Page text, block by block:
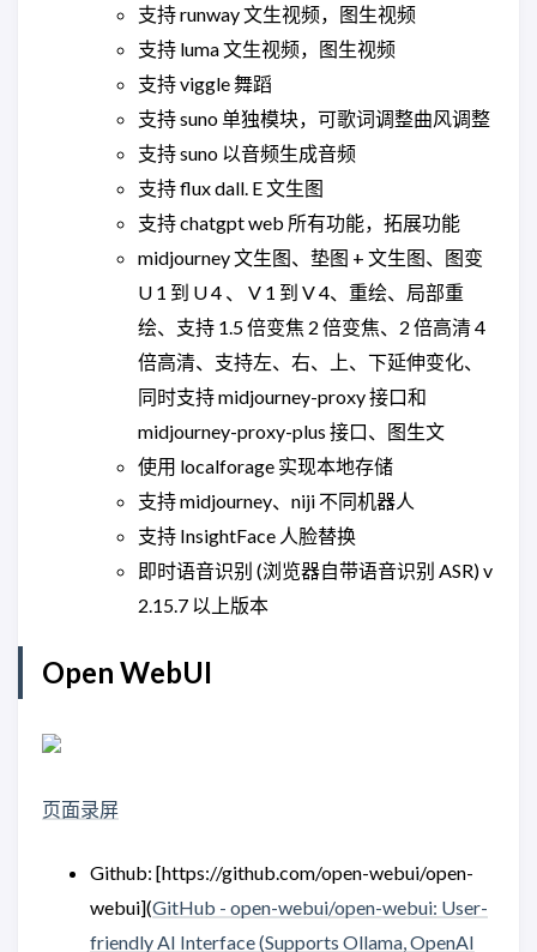
支持 runway 文生视频，图生视频
支持 luma 文生视频，图生视频
支持 viggle 舞蹈
支持 suno 单独模块，可歌词调整曲风调整
支持 suno 以音频生成音频
支持 flux dall. E 文生图
支持 chatgpt web 所有功能，拓展功能
midjourney 文生图、垫图 + 文生图、图变
U 1 到 U 4 、 V 1 到 V 4、重绘、局部重
绘、支持 1.5 倍变焦 2 倍变焦、2 倍高清 4
倍高清、支持左、右、上、下延伸变化、
同时支持 midjourney-proxy 接口和
midjourney-proxy-plus 接口、图生文
使用 localforage 实现本地存储
支持 midjourney、niji 不同机器人
支持 InsightFace 人脸替换
即时语音识别 (浏览器自带语音识别 ASR) v
2.15.7 以上版本
Open WebUI
页面录屏
Github: [https://github.com/open-webui/open-
webui](GitHub - open-webui/open-webui: User-
friendly AI Interface (Supports Ollama, OpenAI